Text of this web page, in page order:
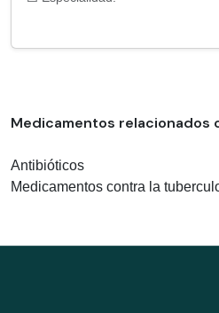
Medicamentos relacionados
Antibióticos
Medicamentos contra la